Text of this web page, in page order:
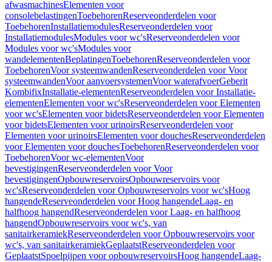
afwasmachinesElementen voor
consolebelastingenToebehorenReserveonderdelen voor
ToebehorenInstallatiemodulesReserveonderdelen voor
InstallatiemodulesModules voor wc'sReserveonderdelen voor
Modules voor wc'sModules voor
wandelementenBeplatingenToebehorenReserveonderdelen voor
ToebehorenVoor systeemwandenReserveonderdelen voor Voor
systeemwandenVoor aanvoersystemenVoor waterafvoerGeberit
KombifixInstallatie-elementenReserveonderdelen voor Installatie-
elementenElementen voor wc'sReserveonderdelen voor Elementen
voor wc'sElementen voor bidetsReserveonderdelen voor Elementen
voor bidetsElementen voor urinoirsReserveonderdelen voor
Elementen voor urinoirsElementen voor douchesReserveonderdelen
voor Elementen voor douchesToebehorenReserveonderdelen voor
ToebehorenVoor wc-elementenVoor
bevestigingenReserveonderdelen voor Voor
bevestigingenOpbouwreservoirsOpbouwreservoirs voor
wc'sReserveonderdelen voor Opbouwreservoirs voor wc'sHoog
hangendeReserveonderdelen voor Hoog hangendeLaag- en
halfhoog hangendReserveonderdelen voor Laag- en halfhoog
hangendOpbouwreservoirs voor wc's, van
sanitairkeramiekReserveonderdelen voor Opbouwreservoirs voor
wc's, van sanitairkeramiekGeplaatstReserveonderdelen voor
GeplaatstSpoelpijpen voor opbouwreservoirsHoog hangendeLaag-